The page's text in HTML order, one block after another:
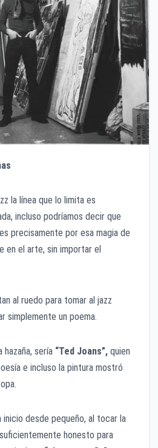
la línea que lo limita es
incluso podríamos decir que
precisamente por esa magia de
en el arte, sin importar el
al ruedo para tomar al jazz
simplemente un poema.
hazaña, sería “Ted Joans”, quien
e incluso la pintura mostró
inicio desde pequeño, al tocar la
honesto para